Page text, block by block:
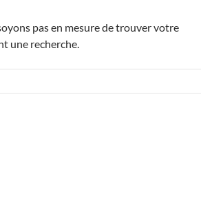
pas en mesure de trouver votre
une recherche.